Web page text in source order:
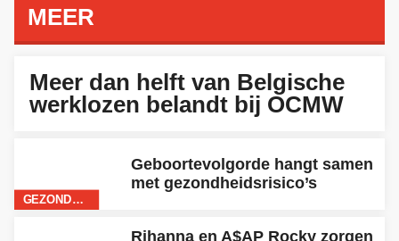
MEER
BINNENLAND
Meer dan helft van Belgische
werklozen belandt bij OCMW
GEZONDHEID
Geboortevolgorde hangt samen
met gezondheidsrisico’s
Rihanna en A$AP Rocky zorgen